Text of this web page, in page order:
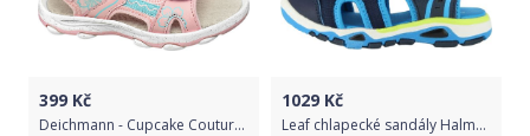
399 Kč
Deichmann - Cupcake Couture Sandály 30 růžová
1029 Kč
Leaf chlapecké sandály Halmby LHALM101J 25 tmavě modrá